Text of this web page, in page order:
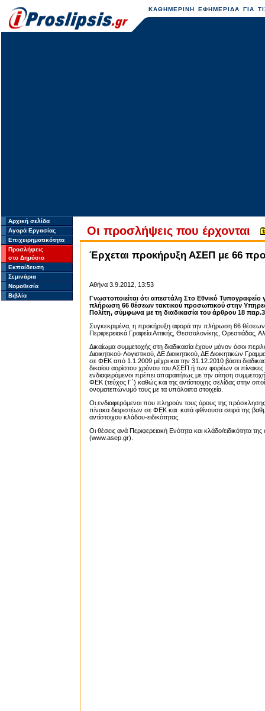
ΚΑΘΗΜΕΡΙΝΗ ΕΦΗΜΕΡΙΔΑ ΓΙΑ
Αρχική σελίδα
Αγορά Εργασίας
Επιχειρηματικότητα
Προσλήψεις
στο Δημόσιο
Εκπαίδευση
Σεμινάρια
Νομοθεσία
Βιβλία
Οι προσλήψεις που έρχονται
Έρχεται προκήρυξη ΑΣΕΠ με 66
Αθήνα 3.9.2012, 13:53
Γνωστοποιείται ότι απεστάλη Στο Εθνικό
πλήρωση 66 θέσεων τακτικού προσωπικού στην
Πολίτη, σύμφωνα με τη διαδικασία του άρθρου 18
Συγκεκριμένα, η προκήρυξη αφορά την πλήρωση 66 θέσεων
Περιφερειακά Γραφεία Αττικής, Θεσσαλονίκης, Ορεστιάδας,
Δικαίωμα συμμετοχής στη διαδικασία έχουν μόνον όσοι
Διοικητικού-Λογιστικού, ΔΕ Διοικητικού, ΔΕ Διοικητικών
σε ΦΕΚ από 1.1.2009 μέχρι και την 31.12.2010 βάσει
δικαίου αορίστου χρόνου του ΑΣΕΠ ή των φορέων οι
ενδιαφερόμενοι πρέπει απαραιτήτως με την αίτηση
ΦΕΚ (τεύχος Γ΄) καθώς και της αντίστοιχης σελίδας στην
ονοματεπώνυμό τους με τα υπόλοιπα στοιχεία.
Οι ενδιαφερόμενοι που πληρούν τους όρους της
πίνακα διοριστέων σε ΦΕΚ και κατά φθίνουσα σειρά της
αντίστοιχου κλάδου-ειδικότητας.
Οι θέσεις ανά Περιφερειακή Ενότητα και κλάδο/ειδικότητα
(www.asep.gr).